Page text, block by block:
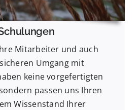
Mitarbeiter und auch
Umgang mit
keine vorgefertigten
passen uns Ihren
Wissenstand Ihrer